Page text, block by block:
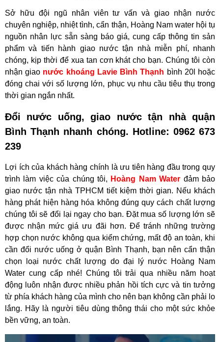
Sở hữu đội ngũ nhân viên tư vấn và giao nhận nước
chuyên nghiệp, nhiệt tình, cẩn thận, Hoàng Nam water hội tụ
nguồn nhân lực sẵn sàng báo giá, cung cấp thông tin sản
phẩm và tiến hành giao nước tận nhà miễn phí, nhanh
chóng, kịp thời để xua tan cơn khát cho bạn. Chúng tôi còn
nhận giao nước khoáng Lavie Bình Thạnh bình 20l hoặc
đóng chai với số lượng lớn, phục vụ nhu cầu tiêu thụ trong
thời gian ngắn nhất.
Đổi nước uống, giao nước tận nhà quận
Bình Thạnh nhanh chóng. Hotline: 0962 673
239
Lợi ích của khách hàng chính là ưu tiên hàng đầu trong quy
trình làm việc của chúng tôi, Hoàng Nam Water đảm bảo
giao nước tận nhà TPHCM tiết kiệm thời gian. Nếu khách
hàng phát hiện hàng hóa không đúng quy cách chất lượng
chúng tôi sẽ đổi lại ngay cho bạn. Đặt mua số lượng lớn sẽ
được nhận mức giá ưu đãi hơn. Để tránh những trường
hợp chọn nước không qua kiểm chứng, mất độ an toàn, khi
cần đổi nước uống ở quận Bình Thạnh, bạn nên cẩn thận
chọn loại nước chất lượng do đại lý nước Hoàng Nam
Water cung cấp nhé! Chúng tôi trải qua nhiều năm hoạt
động luôn nhận được nhiều phản hồi tích cực và tin tưởng
từ phía khách hàng của mình cho nên bạn không cần phải lo
lắng. Hãy là người tiêu dùng thông thái cho một sức khỏe
bền vững, an toàn.